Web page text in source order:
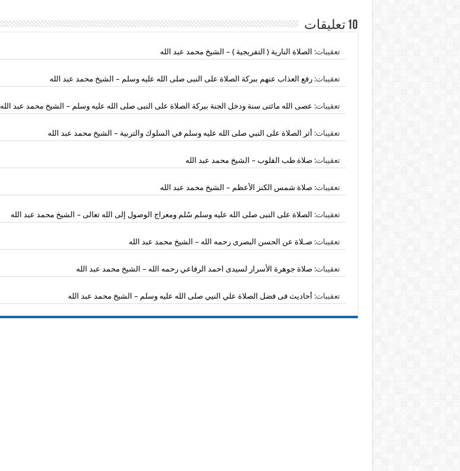
10 تعليقات
تعقيبات: الصلاة النارية ( التفريجية ) – الشيخ محمد عبد الله
تعقيبات:رفع العذاب عنهم ببركة الصلاة على النبى صلى الله عليه وسلم – الشيخ محمد عبد الله
تعقيبات: عصى الله مائتى سنة ودخل الجنة ببركة الصلاة على النبى صلى الله عليه وسلم – الشيخ محمد عبد الله
تعقيبات: أثر الصلاة على النبي صلى الله عليه وسلم في السلوك والتربية – الشيخ محمد عبد الله
تعقيبات: صلاة طب القلوب – الشيخ محمد عبد الله
تعقيبات: صلاة شمس الكنز الأعظم – الشيخ محمد عبد الله
تعقيبات: الصلاة على النبى صلى الله عليه وسلم سُلم ومعراج الوصول إلى الله تعالى – الشيخ محمد عبد الله
تعقيبات: صـلاة عن الحسن البصرى رحمه الله – الشيخ محمد عبد الله
تعقيبات: صلاة جوهرة الأسرار لسيدى احمد الرفاعي رحمه الله – الشيخ محمد عبد الله
تعقيبات: أحاديث فى فضل الصلاة علي النيي صلى الله عليه وسلم – الشيخ محمد عبد الله